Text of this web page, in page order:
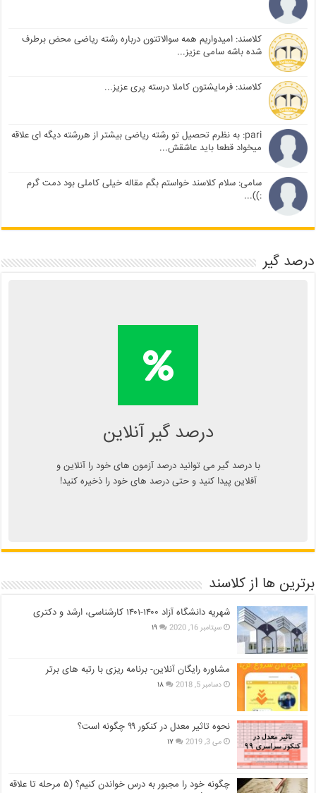
کلاسند: امیدواریم همه سوالاتتون درباره رشته ریاضی محض برطرف
شده باشه سامی عزیز...
کلاسند: فرمایشتون کاملا درسته پری عزیز...
pari: به نظرم تحصیل تو رشته ریاضی بیشتر از هررشته دیگه ای علاقه
میخواد قطعا باید عاشقش...
سامی: سلام کلاسند خواستم بگم مقاله خیلی کاملی بود دمت گرم
:))...
درصد گیر
درصد گیر آنلاین
با درصد گیر می توانید درصد آزمون های خود را آنلاین و
آفلاین پیدا کنید و حتی درصد های خود را ذخیره کنید!
محاسبه آنلاین درصد یا دانلود
اپلیکیشن درصد گیر
برترین ها از کلاسند
شهریه دانشگاه آزاد ۱۴۰۰-۱۴۰۱ کارشناسی، ارشد و دکتری
سپتامبر 16, 2020 ۱۹
مشاوره رایگان آنلاین- برنامه ریزی با رتبه های برتر
دسامبر 5, 2018 ۱۸
نحوه تاثیر معدل در کنکور ۹۹ چگونه است؟
می 3, 2019 ۱۷
چگونه خود را مجبور به درس خواندن کنیم؟ (۵ مرحله تا علاقه